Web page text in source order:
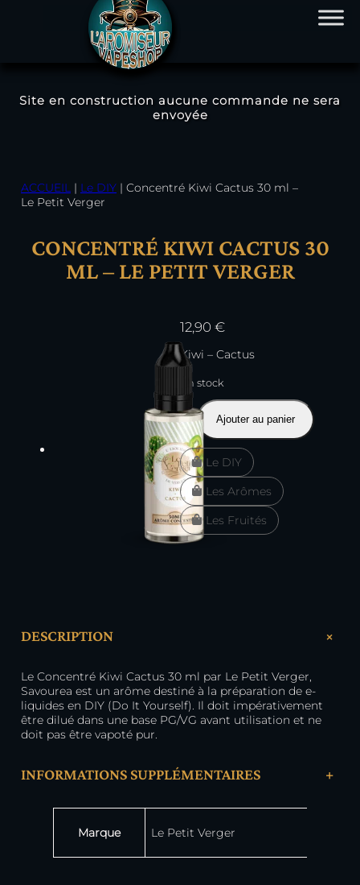
Site en construction aucune commande ne sera
envoyée
ACCUEIL | Le DIY | Concentré Kiwi Cactus 30 ml –
Le Petit Verger
CONCENTRÉ KIWI CACTUS 30
ML – LE PETIT VERGER
12,90 €
Kiwi – Cactus
En stock
quantité
de
Concentré
Kiwi
Cactus
30
ml
–
Le
Ajouter au panier
Le DIY
Les Arômes
Les Fruités
DESCRIPTION +
Le Concentré Kiwi Cactus 30 ml par Le Petit Verger,
Savourea est un arôme destiné à la préparation de e-
liquides en DIY (Do It Yourself). Il doit impérativement
être dilué dans une base PG/VG avant utilisation et ne
doit pas être vapoté pur.
INFORMATIONS SUPPLÉMENTAIRES +
Marque
Le Petit Verger